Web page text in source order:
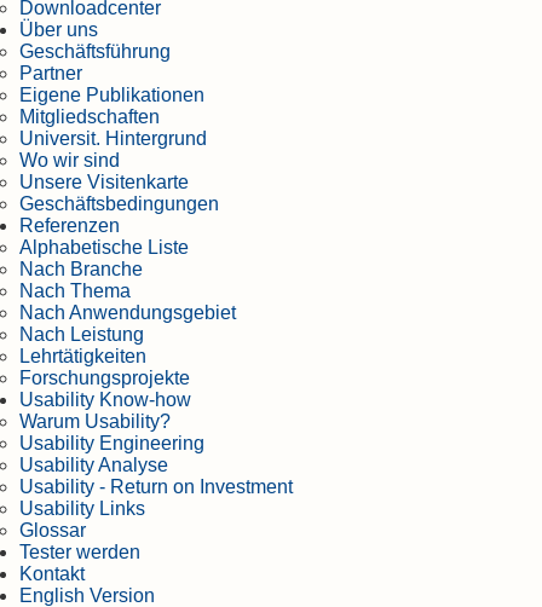
Downloadcenter
Über uns
Geschäftsführung
Partner
Eigene Publikationen
Mitgliedschaften
Universit. Hintergrund
Wo wir sind
Unsere Visitenkarte
Geschäftsbedingungen
Referenzen
Alphabetische Liste
Nach Branche
Nach Thema
Nach Anwendungsgebiet
Nach Leistung
Lehrtätigkeiten
Forschungsprojekte
Usability Know-how
Warum Usability?
Usability Engineering
Usability Analyse
Usability - Return on Investment
Usability Links
Glossar
Tester werden
Kontakt
English Version